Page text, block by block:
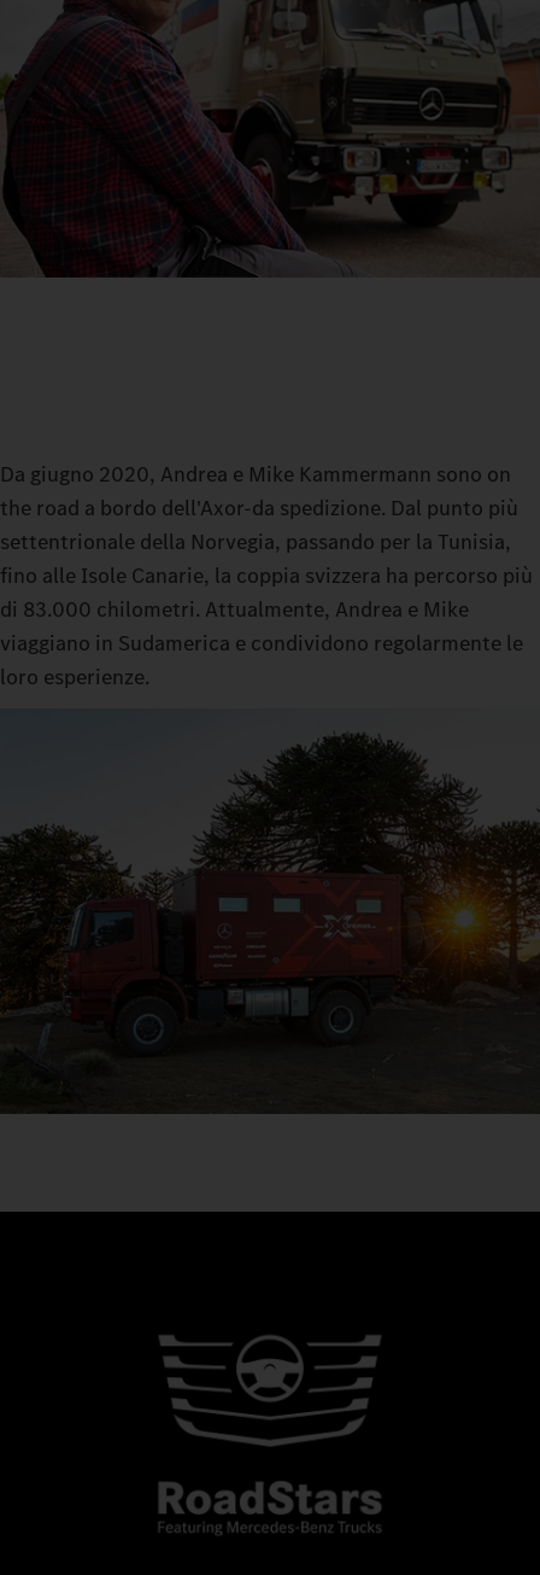
Da giugno 2020, Andrea e Mike Kammermann sono on
the road a bordo dell'Axor‑da spedizione. Dal punto più
settentrionale della Norvegia, passando per la Tunisia,
fino alle Isole Canarie, la coppia svizzera ha percorso più
di 83.000 chilometri. Attualmente, Andrea e Mike
viaggiano in Sudamerica e condividono regolarmente le
loro esperienze.